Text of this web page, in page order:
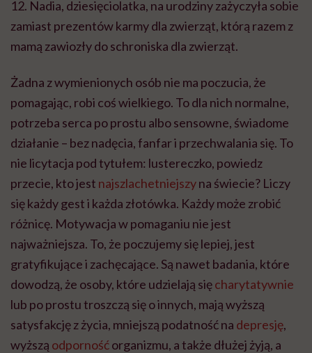
12. Nadia, dziesięciolatka, na urodziny zażyczyła sobie
zamiast prezentów karmy dla zwierząt, którą razem z
mamą zawiozły do schroniska dla zwierząt.
Żadna z wymienionych osób nie ma poczucia, że
pomagając, robi coś wielkiego. To dla nich normalne,
potrzeba serca po prostu albo sensowne, świadome
działanie – bez nadęcia, fanfar i przechwalania się. To
nie licytacja pod tytułem: lustereczko, powiedz
przecie, kto jest najszlachetniejszyna świecie? Liczy
się każdy gest i każda złotówka. Każdy może zrobić
różnicę. Motywacja w pomaganiu nie jest
najważniejsza. To, że poczujemy się lepiej, jest
gratyfikujące i zachęcające. Są nawet badania, które
dowodzą, że osoby, które udzielają sięcharytatywnie
lub po prostu troszczą się o innych, mają wyższą
satysfakcję z życia, mniejszą podatność na depresję,
wyższą odpornośćorganizmu, a także dłużej żyją, a